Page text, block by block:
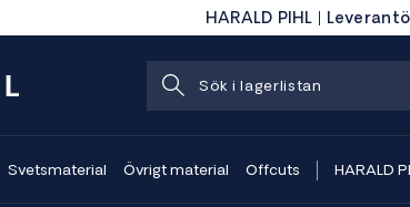
HARALD PIHL |
Svetsmaterial Övrigt material Offcuts HARALD